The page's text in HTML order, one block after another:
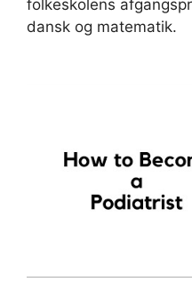
folkeskolens
dansk og matematik.